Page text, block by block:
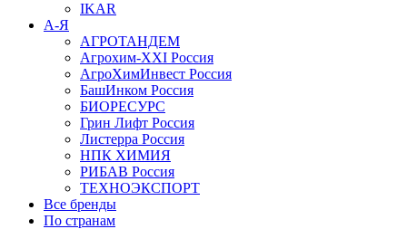
IKAR
А-Я
АГРОТАНДЕМ
Агрохим-XXI Россия
АгроХимИнвест Россия
БашИнком Россия
БИОРЕСУРС
Грин Лифт Россия
Листерра Россия
НПК ХИМИЯ
РИБАВ Россия
ТЕХНОЭКСПОРТ
Все бренды
По странам